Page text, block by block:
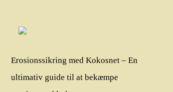
Erosionssikring med Kokosnet – En
ultimativ guide til at bekæmpe